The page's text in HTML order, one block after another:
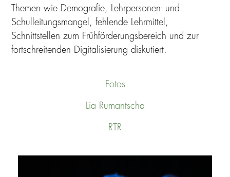
Themen wie Demografie, Lehrpersonen- und
Schulleitungsmangel, fehlende Lehrmittel,
Schnittstellen zum Frühförderungsbereich und zur
fortschreitenden Digitalisierung diskutiert.
Fotos
Lia Rumantscha
RTR